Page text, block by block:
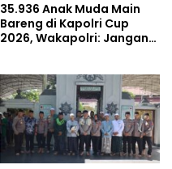
35.936 Anak Muda Main
Bareng di Kapolri Cup
2026, Wakapolri: Jangan